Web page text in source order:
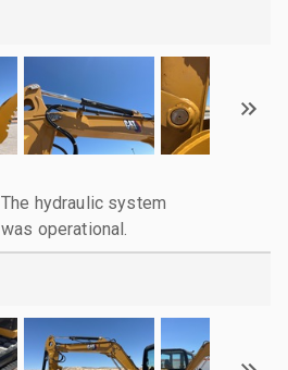
The hydraulic system
was operational.